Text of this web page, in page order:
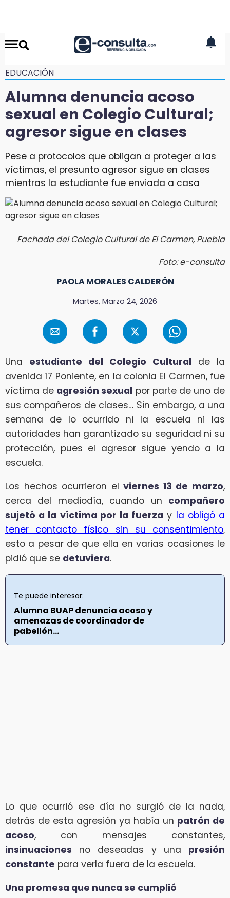
EDUCACIÓN
Alumna denuncia acoso
sexual en Colegio Cultural;
agresor sigue en clases
Pese a protocolos que obligan a proteger a las
víctimas, el presunto agresor sigue en clases
mientras la estudiante fue enviada a casa
Fachada del Colegio Cultural de El Carmen, Puebla
Foto: e-consulta
PAOLA MORALES CALDERÓN
Martes, Marzo 24, 2026
Una estudiante del Colegio Cultural de la
avenida 17 Poniente, en la colonia El Carmen, fue
víctima de agresión sexual por parte de uno de
sus compañeros de clases… Sin embargo, a una
semana de lo ocurrido ni la escuela ni las
autoridades han garantizado su seguridad ni su
protección, pues el agresor sigue yendo a la
escuela.
Los hechos ocurrieron elviernes 13 de marzo,
cerca del mediodía, cuando un compañero
sujetó a la víctima por la fuerza y la obligó a
tener contacto físico sin su consentimiento,
esto a pesar de que ella en varias ocasiones le
pidió que se detuviera.
Te puede interesar:
Alumna BUAP denuncia acoso y
amenazas de coordinador de
pabellón...
Lo que ocurrió ese día no surgió de la nada,
detrás de esta agresión ya había un patrón de
acoso, con mensajes constantes,
insinuaciones no deseadas y una presión
constante para verla fuera de la escuela.
Una promesa que nunca se cumplió